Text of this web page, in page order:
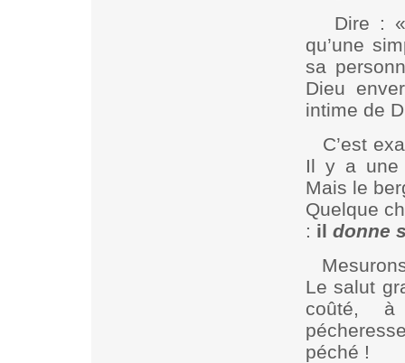
Dire :
qu’une
sa
Dieu
intime de
C’est
Il y a une
Mais le
Quelque
: il donne
Le salut
coûté,
péché !